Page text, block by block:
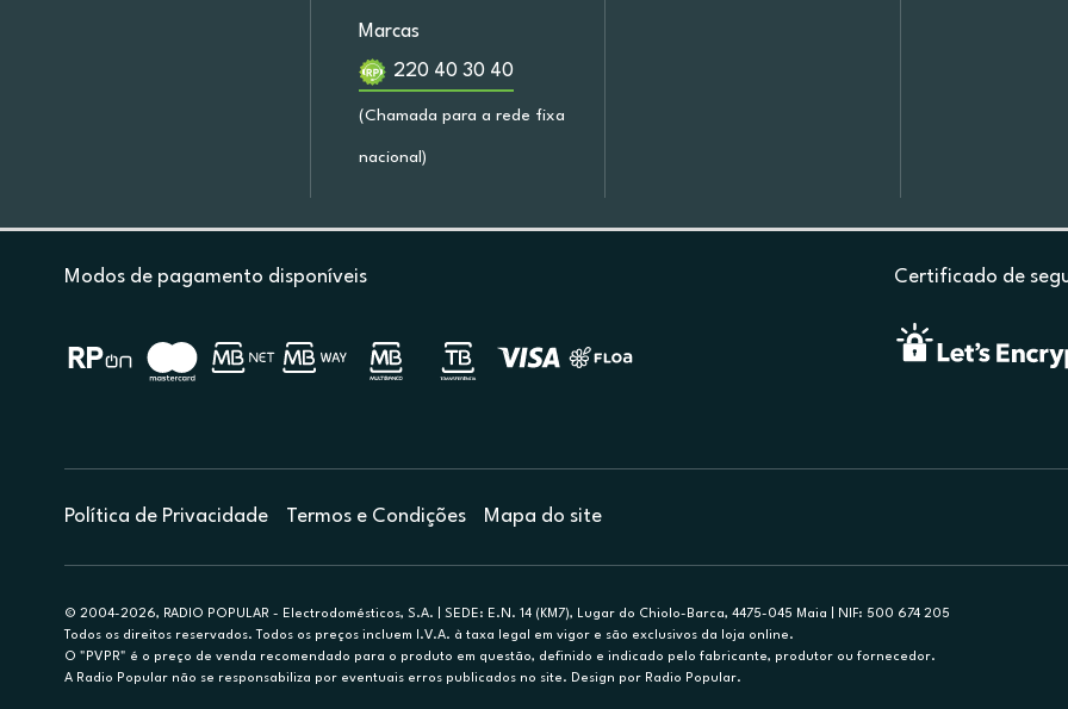
Marcas
220 40 30 40
(Chamada para a rede fixa
nacional)
Modos de pagamento disponíveis Certificado de
Política de Privacidade Termos e Condições Mapa do site
© 2004-2026, RADIO POPULAR - Electrodomésticos, S.A. | SEDE: E.N. 14 (KM7), Lugar do Chiolo-Barca, 4475-045 Maia | NIF: 500 674 205
Todos os direitos reservados. Todos os preços incluem I.V.A. à taxa legal em vigor e são exclusivos da loja online.
O "PVPR" é o preço de venda recomendado para o produto em questão, definido e indicado pelo fabricante, produtor ou fornecedor.
A Radio Popular não se responsabiliza por eventuais erros publicados no site. Design por Radio Popular.